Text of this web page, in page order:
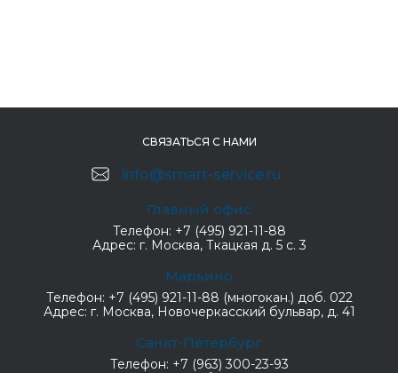
СВЯЗАТЬСЯ С НАМИ
info@smart-service.ru
Главный офис
Телефон: +7 (495) 921-11-88
Адрес: г. Москва, Ткацкая д. 5 с. 3
Марьино
Телефон: +7 (495) 921-11-88 (многокан.) доб. 022
Адрес: г. Москва, Новочеркасский бульвар, д. 41
Санкт-Петербург
Телефон: +7 (963) 300-23-93